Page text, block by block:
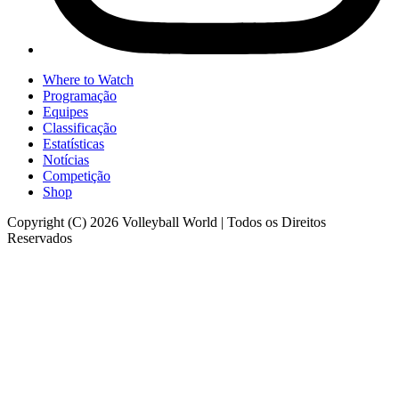
Where to Watch
Programação
Equipes
Classificação
Estatísticas
Notícias
Competição
Shop
Copyright (C) 2026 Volleyball World | Todos os Direitos
Reservados